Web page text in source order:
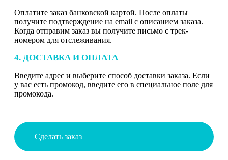
Оплатите заказ банковской картой. После оплаты
получите подтверждение на email с описанием заказа.
Когда отправим заказ вы получите письмо с трек-
номером для отслеживания.
4. ДОСТАВКА И ОПЛАТА
Введите адрес и выберите способ доставки заказа. Если
у вас есть промокод, введите его в специальное поле для
промокода.
Сделать заказ